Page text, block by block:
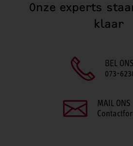
Onze experts
klaar
BEL ONS
073-
MAIL ONS